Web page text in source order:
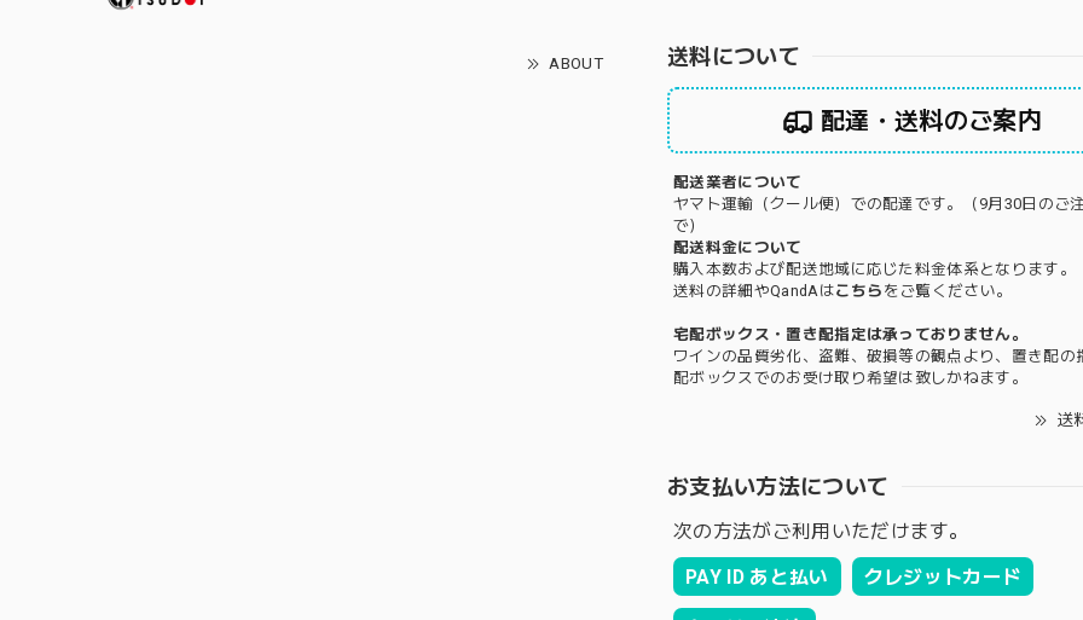
ABOUT 送料について
配達・送料のご案内
配送業者について
ヤマト運輸（クール便）での配達です。（9月30日のご
で）
配送料金について
購入本数および配送地域に応じた料金体系となります。
送料の詳細やQandAはこちら をご覧ください。
宅配ボックス・置き配指定は承っておりません。
ワインの品質劣化、盗難、破損等の観点より、置き配の
配ボックスでのお受け取り希望は致しかねます。
送
お支払い方法について
次の方法がご利用いただけます。
PAY ID あと払い
クレジットカード